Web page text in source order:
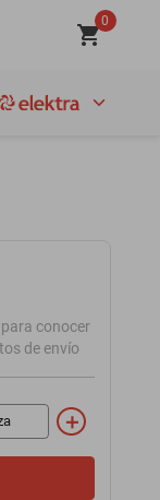
0
para conocer
de envío
＋